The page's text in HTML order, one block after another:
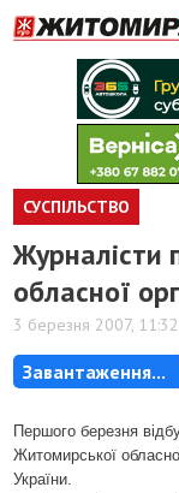
СУСПІЛЬСТВО
Журналісти
обласної
3 березня 2007, 11:32
Завантаження...
Першого березня
Житомирської
України.